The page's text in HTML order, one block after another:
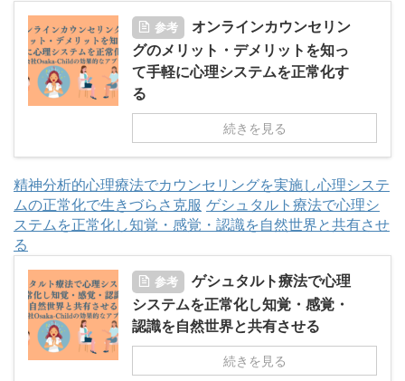
参考
オンラインカウンセリン
グのメリット・デメリットを知っ
て手軽に心理システムを正常化す
る
続きを見る
精神分析的心理療法でカウンセリングを実施し心理システ
ムの正常化で生きづらさ克服 ゲシュタルト療法で心理シ
ステムを正常化し知覚・感覚・認識を自然世界と共有させ
る
参考
ゲシュタルト療法で心理
システムを正常化し知覚・感覚・
認識を自然世界と共有させる
続きを見る